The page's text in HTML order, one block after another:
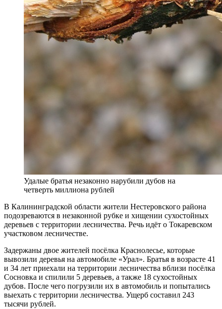
Удалые братья незаконно нарубили дубов на
четверть миллиона рублей
В Калининградской области жители Нестеровского района
подозреваются в незаконной рубке и хищении сухостойных
деревьев с территории лесничества. Речь идёт о Токаревском
участковом лесничестве.
Задержаны двое жителей посёлка Краснолесье, которые
вывозили деревья на автомобиле «Урал». Братья в возрасте 41
и 34 лет приехали на территории лесничества вблизи посёлка
Сосновка и спилили 5 деревьев, а также 18 сухостойных
дубов. После чего погрузили их в автомобиль и попытались
выехать с территории лесничества. Ущерб составил 243
тысячи рублей.